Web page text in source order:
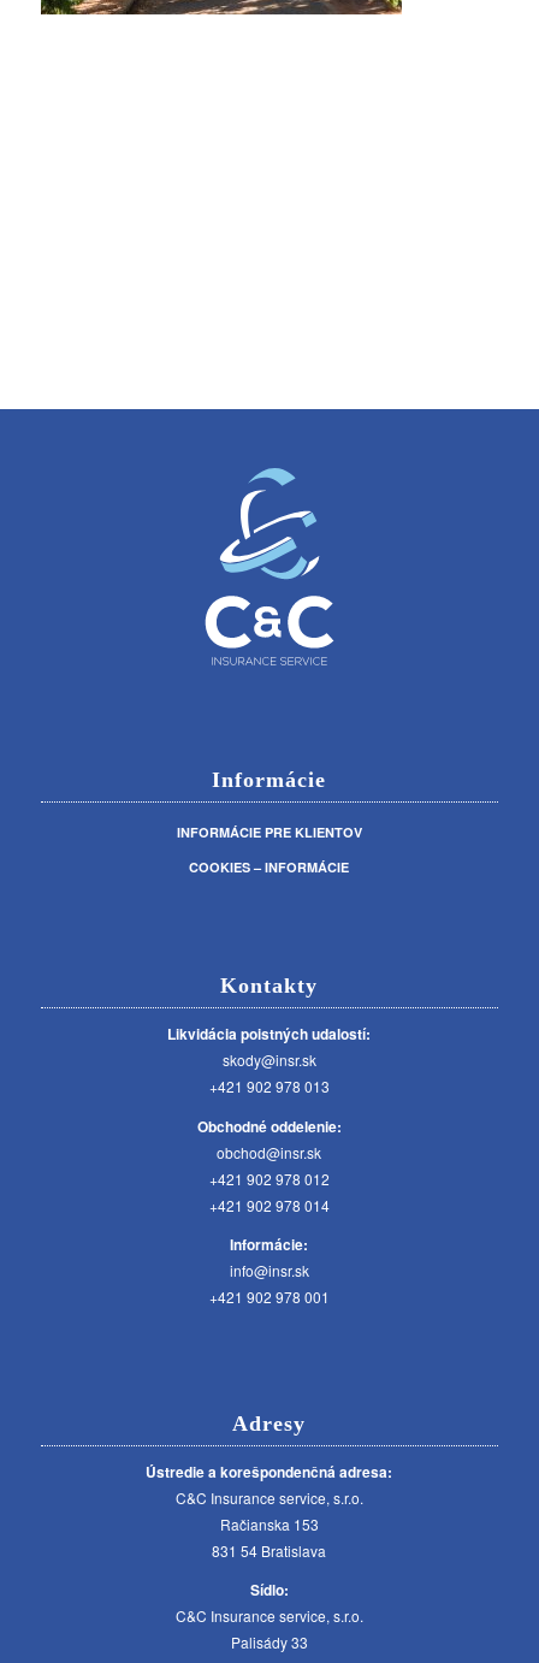
Informácie
INFORMÁCIE PRE KLIENTOV
COOKIES – INFORMÁCIE
Kontakty
Likvidácia poistných udalostí:
skody@insr.sk
+421 902 978 013
Obchodné oddelenie:
obchod@insr.sk
+421 902 978 012
+421 902 978 014
Informácie:
info@insr.sk
+421 902 978 001
Adresy
Ústredie a korešpondenčná adresa:
C&C Insurance service, s.r.o.
Račianska 153
831 54 Bratislava
Sídlo:
C&C Insurance service, s.r.o.
Palisády 33